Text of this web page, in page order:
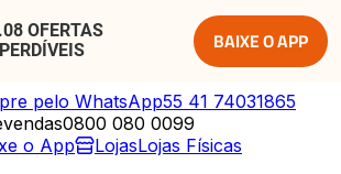
OFERTAS
BAIXE O APP
pelo WhatsApp55 41 74031865
0800 080 0099
o App LojasLojas Físicas